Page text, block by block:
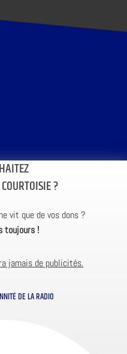
?
vit que de vos dons ?
toujours !
jamais de publicités.
DE LA RADIO